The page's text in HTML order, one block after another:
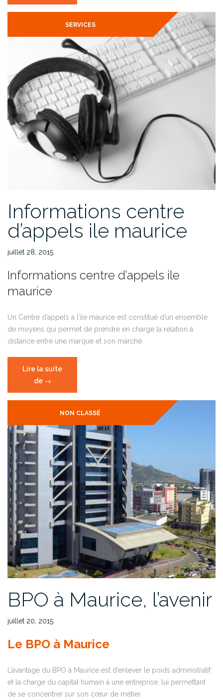
de
d’appels »SERVICES
Informations centre
d’appels ile maurice
juillet 28, 2015
Informations centre d’appels ile
maurice
Un Centre d’appels à l’ile maurice est constitué d’un ensemble
de moyens qui permet de prendre en charge la relation à
distance entre une marque et son marché.
Lire la suite
de « Informations
centre
maurice »
→
NON CLASSÉ
BPO à Maurice, l’avenir
juillet 20, 2015
Le BPO à Maurice
L’avantage du BPO à Maurice est d’enlever le poids administratif
et la charge du capital humain à une entreprise, lui permettant
de se concentrer sur son cœur de métier.